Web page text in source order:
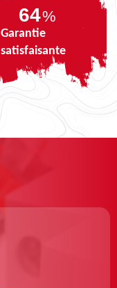
76%
Garantie
satisfaisante